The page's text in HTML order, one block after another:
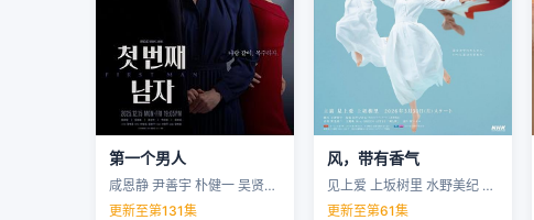
第一个男人
咸恩静 尹善宇 朴健一 吴贤庆 …
更新至第131集
风，带有香气
见上爱 上坂树里 水野美纪 早坂美海 …
更新至第61集